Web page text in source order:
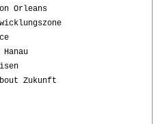
Orleans
Zukunft